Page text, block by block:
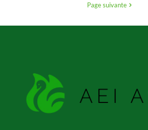
Page suivante